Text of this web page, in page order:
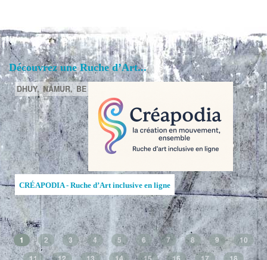
Découvrez une Ruche d’Art...
DHUY, NAMUR, BE
CRÉAPODIA - Ruche d’Art inclusive en ligne
1 2 3 4 5 6 7 8 9
10